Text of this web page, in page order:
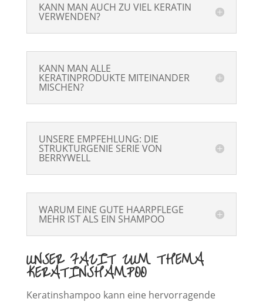
KANN MAN AUCH ZU VIEL KERATIN
VERWENDEN?
KANN MAN ALLE
KERATINPRODUKTE MITEINANDER
MISCHEN?
UNSERE EMPFEHLUNG: DIE
STRUKTURGENIE SERIE VON
BERRYWELL
WARUM EINE GUTE HAARPFLEGE
MEHR IST ALS EIN SHAMPOO
UNSER FAZIT ZUM THEMA
KERATINSHAMPOO
Keratinshampoo kann eine hervorragende